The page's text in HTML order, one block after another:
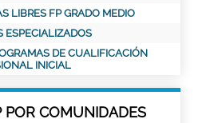
LIBRES FP GRADO MEDIO
ESPECIALIZADOS
DE CUALIFICACIÓN
INICIAL
POR COMUNIDADES